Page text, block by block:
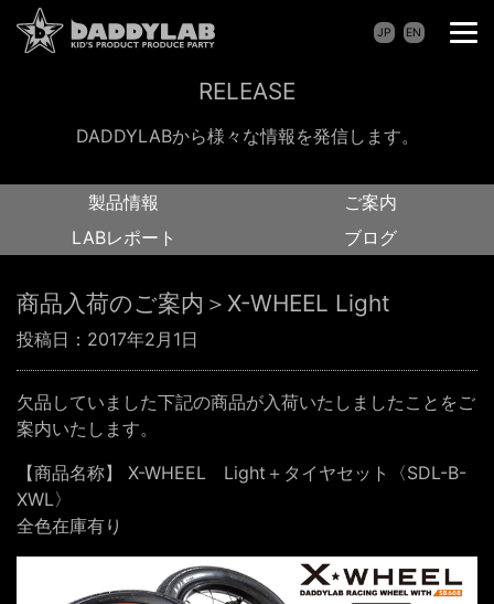
JP EN
RELEASE
DADDYLABから様々な情報を発信します。
製品情報
ご案内
LABレポート
ブログ
商品入荷のご案内＞X-WHEEL Light
投稿日： 2017年2月1日
欠品していました下記の商品が入荷いたしましたことをご
案内いたします。
【商品名称】 X-WHEEL Light＋タイヤセット〈SDL-B-
XWL〉
全色在庫有り